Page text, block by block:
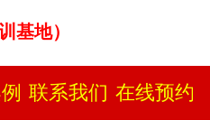
基地​）
联系我们 在线预约